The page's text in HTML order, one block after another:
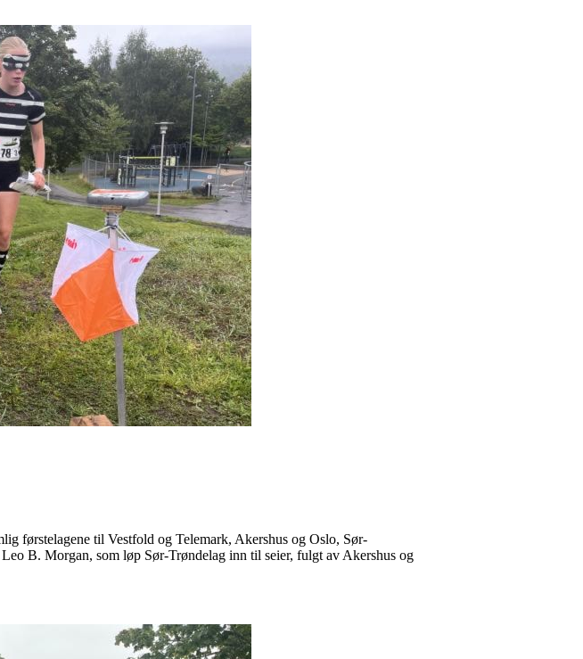
førstelagene til Vestfold og Telemark, Akershus og Oslo, Sør-
B. Morgan, som løp Sør-Trøndelag inn til seier, fulgt av Akershus og